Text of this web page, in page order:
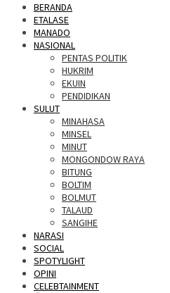
BERANDA
ETALASE
MANADO
NASIONAL
PENTAS POLITIK
HUKRIM
EKUIN
PENDIDIKAN
SULUT
MINAHASA
MINSEL
MINUT
MONGONDOW RAYA
BITUNG
BOLTIM
BOLMUT
TALAUD
SANGIHE
NARASI
SOCIAL
SPOTYLIGHT
OPINI
CELEBTAINMENT